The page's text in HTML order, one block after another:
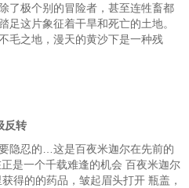
了极个别的冒险者，甚至连牲畜都
足这片象征着干旱和死亡的土地。
毛之地，漫天的黄沙下是一种残
反转
隐忍的…这是百夜米迦尔在先前的
是一个千载难逢的机会 百夜米迦尔
得的的药品，皱起眉头打开 瓶盖，